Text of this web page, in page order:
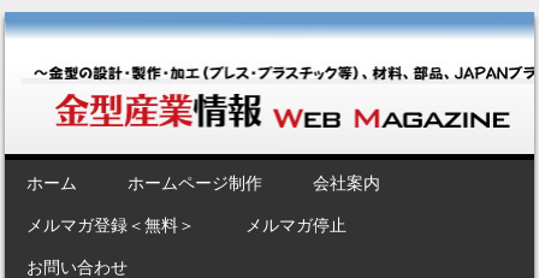
金型産業情報 [Web Magazine]
JAPANブランド“金型”のポータルサイト～
Menu
SKIP TO CONTENT
ホーム ホームページ制作 会社案内
メルマガ登録＜無料＞ メルマガ停止
お問い合わせ